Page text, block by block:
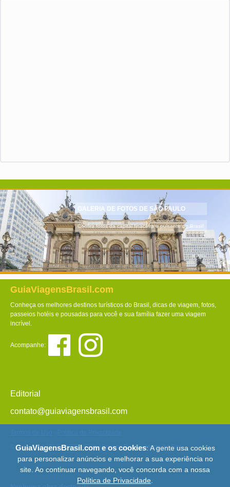
GALERIA DE FOTOS DE SÃO PAULO
Confira fotos da capital finaceira e pulsante do Brasil!
GuiaViagensBrasil.com
Conheça os melhores destinos turísticos do Brasil, dicas de viagem, fotos,
passeios hotéis e pousadas para você e sua família fazer uma viagem
incrível.
Acompanhe:
Editorial
contato@guiaviagensbrasil.com
Termos de Uso
Política de Privacidade
© Copyright 2013 - 2026 - Guia Viagens Brasil -Mapa do Site
GuiaViagensBrasil.com e os cookies: A gente usa cookies
para personalizar anúncios e melhorar a sua experiência no
site. Ao continuar navegando, você concorda com a nossa
Política de Privacidade